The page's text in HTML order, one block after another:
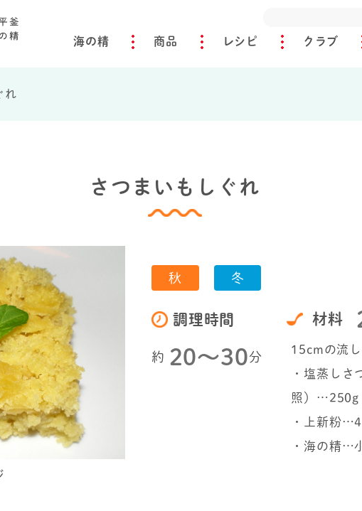
海の精 商品 レシピ クラブ
れ
さつまいもしぐれ
秋 冬
調理時間
約 20〜30分
材料
15cmの流
・塩蒸しさ
照）…250g
・上新粉
・海の精…